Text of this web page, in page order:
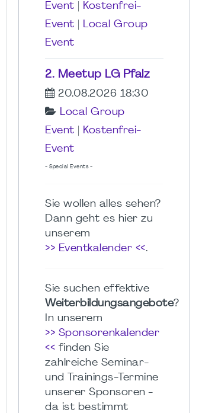
Event
Kostenfrei-
Event
Local Group
Event
2. Meetup LG Pfalz
20.08.2026 18:30
Local Group
Event
Kostenfrei-
Event
- Special Events -
Sie wollen alles sehen?
Dann geht es hier zu
unserem
>> Eventkalender <<.
Sie suchen effektive
Weiterbildungsangebote?
In unserem
>> Sponsorenkalender
<< finden Sie
zahlreiche Seminar-
und Trainings-Termine
unserer Sponsoren -
da ist bestimmt